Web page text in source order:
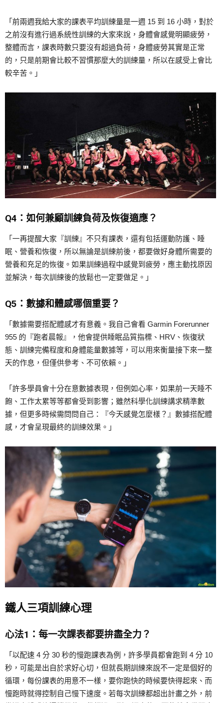
「前兩週我給大家的課表平均訓練量是一週 15 到 16 小時，對於
之前沒有進行過系統性訓練的大家來說，身體會感覺明顯疲勞，
整體而言，課表時數只要沒有超過負荷，身體疲勞其實是正常
的，只是前期會比較不習慣那麼大的訓練量，所以在感受上會比
較辛苦。」
Q4：如何兼顧訓練負荷及恢復適應？
「一再提醒大家『訓練』不只有課表，還有包括運動防護、睡
眠、營養和恢復，所以無論是訓練前後，都要做好身體所需要的
營養和充足的恢復。如果訓練過程中感覺到疲勞，應主動找原因
並解決，每次訓練後的放鬆也一定要做足。」
Q5：數據和體感哪個重要？
「數據需要搭配體感才有意義。我自己會看 Garmin Forerunner
955 的『跑者晨報』，他會提供睡眠品質指標、HRV、恢復狀
態、訓練完備程度和身體能量數據等，可以用來衡量接下來一整
天的作息，但僅供參考、不可依賴。」
「許多學員會十分在意數據表現，但例如心率，如果前一天睡不
飽、工作太累等等都會受到影響；雖然科學化訓練講求精準數
據，但更多時候需問問自己：『今天感覺怎麼樣？』數據搭配體
感，才會呈現最終的訓練效果。」
鐵人三項訓練心理
心法1：每一次課表都要拚盡全力？
「以配速 4 分 30 秒的慢跑課表為例，許多學員都會跑到 4 分 10
秒，可能是出自於求好心切，但就長期訓練來說不一定是個好的
循環，每份課表的用意不一樣，要你跑快的時候要快得起來、而
慢跑時就得控制自己慢下速度。若每次訓練都超出計畫之外，前